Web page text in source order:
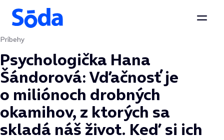
Preskočiť na obsah
Príbehy
Psychologička Hana
Šándorová: Vďačnosť je
o miliónoch drobných
okamihov, z ktorých sa
skladá náš život. Keď si ich